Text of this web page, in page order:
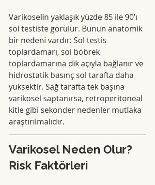
Varikoselin yaklaşık yüzde 85 ile 90'ı
sol testiste görülür. Bunun anatomik
bir nedeni vardır: Sol testis
toplardamarı, sol böbrek
toplardamarına dik açıyla bağlanır ve
hidrostatik basınç sol tarafta daha
yüksektir. Sağ tarafta tek başına
varikosel saptanırsa, retroperitoneal
kitle gibi sekonder nedenler mutlaka
araştırılmalıdır.
Varikosel Neden Olur?
Risk Faktörleri